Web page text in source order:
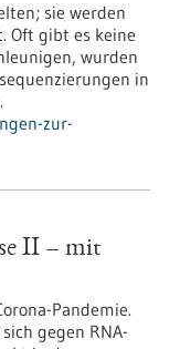
sie werden
Oft gibt es keine
wurden
in
zur-
II – mit
Pandemie.
gegen RNA-